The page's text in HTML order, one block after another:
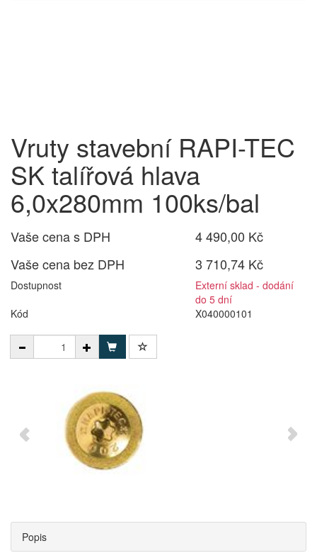
Vruty stavební RAPI-TEC
SK talířová hlava
6,0x280mm 100ks/bal
Vaše cena s DPH
4 490,00 Kč
Vaše cena bez DPH
3 710,74 Kč
Dostupnost
Externí sklad - dodání
do 5 dní
Kód
X040000101
Popis